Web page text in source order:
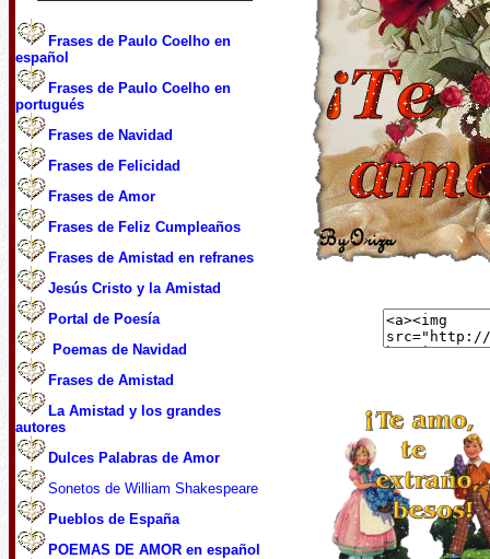
Frases de Paulo Coelho en
español
Frases de Paulo Coelho en
portugués
Frases de Navidad
Frases de Felicidad
Frases de Amor
Frases de Feliz Cumpleaños
Frases de Amistad en refranes
Jesús Cristo y la Amistad
Portal de Poesía
Poemas de Navidad
Frases de Amistad
La Amistad y los grandes
autores
Dulces Palabras de Amor
Sonetos de William Shakespeare
Pueblos de España
POEMAS DE AMOR en español